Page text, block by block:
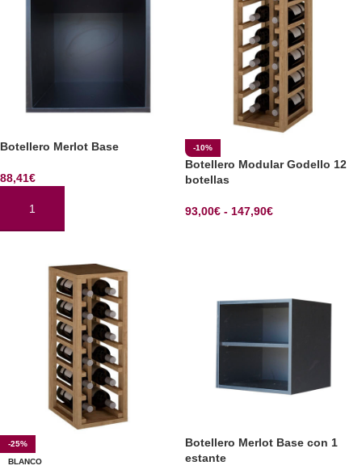
Botellero Merlot Base
88,41€
AÑADIR AL CARRITO
-10%
Botellero Modular Godello 12
botellas
93,00€ - 147,90€
-25%
BLANCO
Botellero Merlot Base con 1
estante